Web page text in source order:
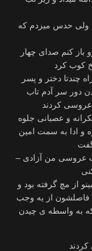
ولی حدس میزدم که
باز کنم صدای چهار
چندتا دختر و پسر
دور سر آدم تاب
و عصبانی جلوه
و ادا به سمت امین
– یه دونه داداش که بیشتر ندارم من….تو هم شب عروسی من آزادی
از مچ گرفته بود و
فاصلشون از یه وجب
به واسطه ی چیدن